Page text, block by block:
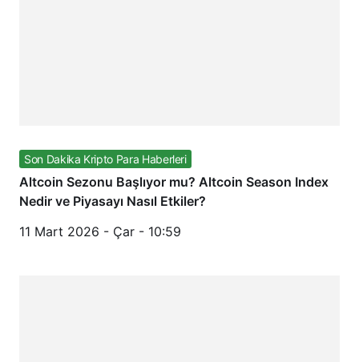
Son Dakika Kripto Para Haberleri
Altcoin Sezonu Başlıyor mu? Altcoin Season Index
Nedir ve Piyasayı Nasıl Etkiler?
11 Mart 2026 - Çar - 10:59